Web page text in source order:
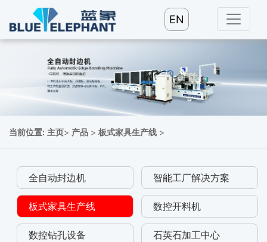
EN
当前位置: 主页> 产品 > 板式家具生产线 >
全自动封边机 智能工厂解决方案
板式家具生产线 数控开料机
数控钻孔设备 石英石加工中心